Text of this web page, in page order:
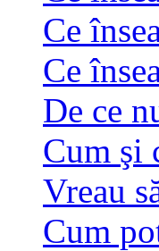
Ce
Ce
De ce
Cum şi
Vreau
Cum